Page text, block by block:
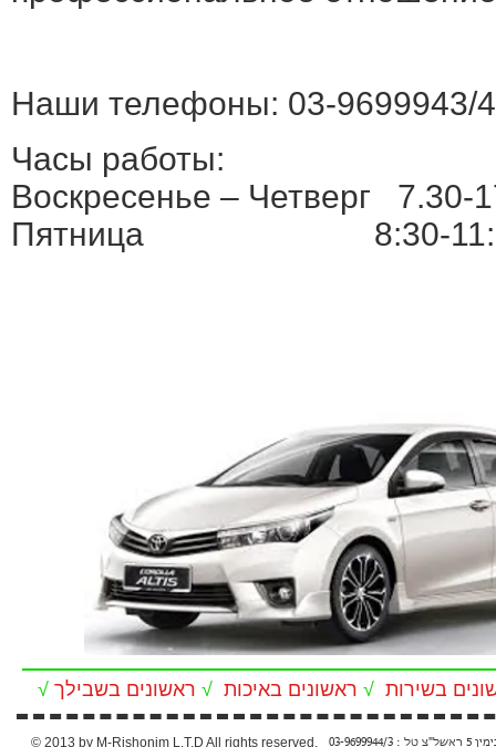
Наши телефоны: 03-9699943/4
Часы работы:
Воскресенье – Четверг 7.30-
Пятница 8:30-
√ בשירות √ ראשונים באיכות √ ראשונים בשבילך
© 2013 by M-Rishonim L.T.D All rights reserved. 3